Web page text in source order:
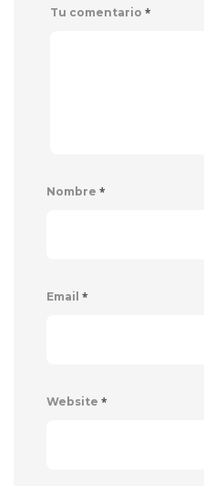
Tu comentario *
Nombre *
Email *
Website *